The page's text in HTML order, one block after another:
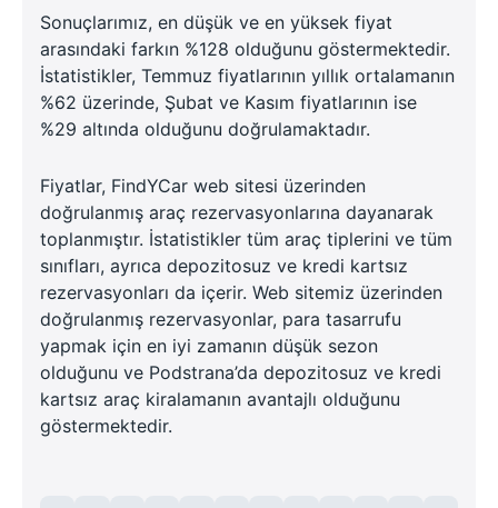
Sonuçlarımız, en düşük ve en yüksek fiyat
arasındaki farkın %128 olduğunu göstermektedir.
İstatistikler, Temmuz fiyatlarının yıllık ortalamanın
%62 üzerinde, Şubat ve Kasım fiyatlarının ise
%29 altında olduğunu doğrulamaktadır.
Fiyatlar, FindYCar web sitesi üzerinden
doğrulanmış araç rezervasyonlarına dayanarak
toplanmıştır. İstatistikler tüm araç tiplerini ve tüm
sınıfları, ayrıca depozitosuz ve kredi kartsız
rezervasyonları da içerir. Web sitemiz üzerinden
doğrulanmış rezervasyonlar, para tasarrufu
yapmak için en iyi zamanın düşük sezon
olduğunu ve Podstrana’da depozitosuz ve kredi
kartsız araç kiralamanın avantajlı olduğunu
göstermektedir.